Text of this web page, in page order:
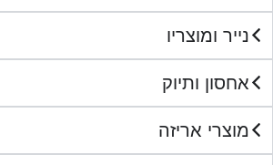
נייר ומוצריו
אחסון ותיוק
מוצרי אריזה